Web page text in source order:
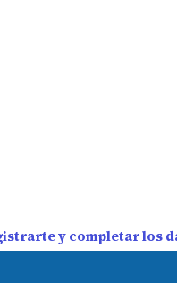
y completar los